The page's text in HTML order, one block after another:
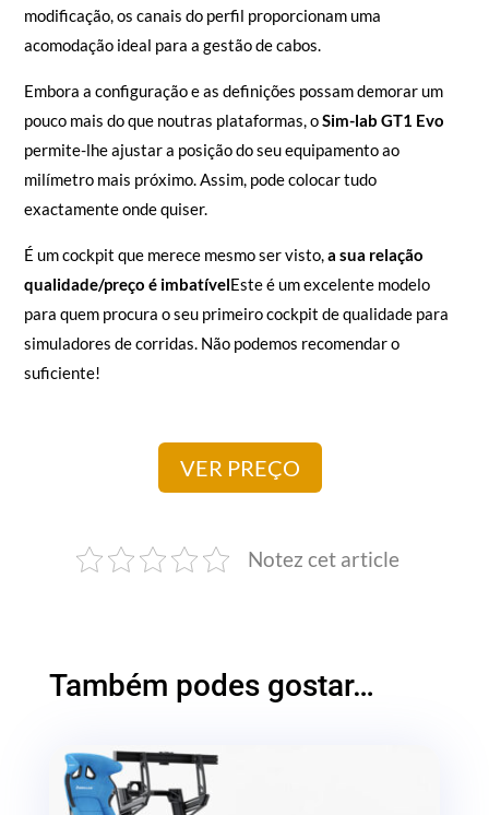
modificação, os canais do perfil proporcionam uma
acomodação ideal para a gestão de cabos.
Embora a configuração e as definições possam demorar um
pouco mais do que noutras plataformas, oSim-lab GT1 Evo
permite-lhe ajustar a posição do seu equipamento ao
milímetro mais próximo. Assim, pode colocar tudo
exactamente onde quiser.
É um cockpit que merece mesmo ser visto,a sua relação
qualidade/preço é imbatívelEste é um excelente modelo
para quem procura o seu primeiro cockpit de qualidade para
simuladores de corridas. Não podemos recomendar o
suficiente!
VER PREÇO
Notez cet article
Também podes gostar…